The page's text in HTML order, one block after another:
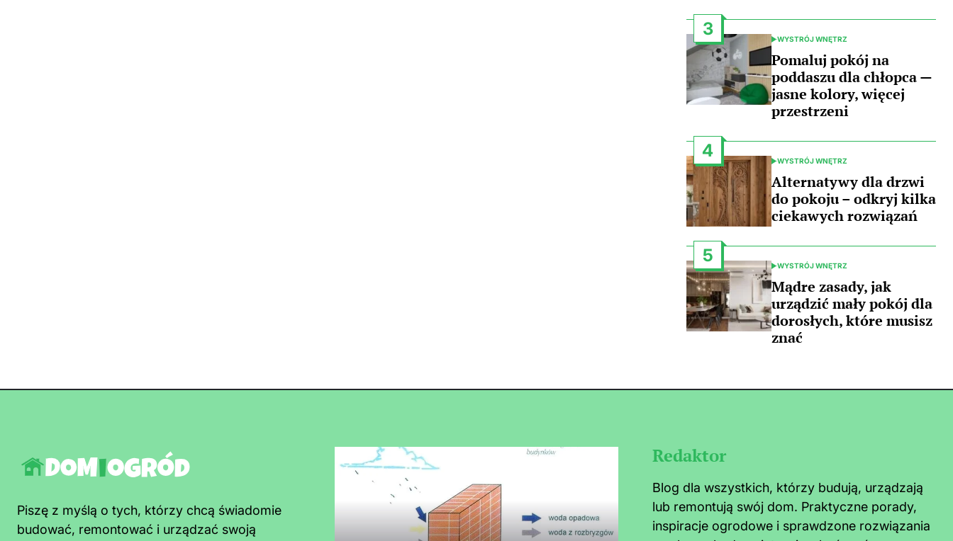
3
POSTED
IN
WYSTRÓJ WNĘTRZ
Pomaluj pokój na
poddaszu dla chłopca —
jasne kolory, więcej
przestrzeni
4
POSTED
IN
WYSTRÓJ WNĘTRZ
Alternatywy dla drzwi
do pokoju – odkryj kilka
ciekawych rozwiązań
5
POSTED
IN
WYSTRÓJ WNĘTRZ
Mądre zasady, jak
urządzić mały pokój dla
dorosłych, które musisz
znać
Piszę z myślą o tych, którzy chcą świadomie
budować, remontować i urządzać swoją
Redaktor
Blog dla wszystkich, którzy budują, urządzają
lub remontują swój dom. Praktyczne porady,
inspiracje ogrodowe i sprawdzone rozwiązania